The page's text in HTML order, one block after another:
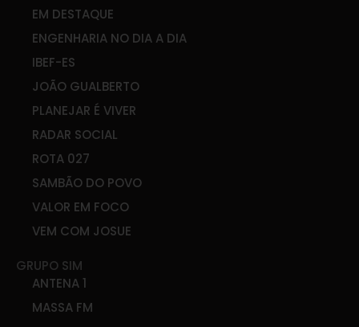
EM DESTAQUE
ENGENHARIA NO DIA A DIA
IBEF-ES
JOÃO GUALBERTO
PLANEJAR É VIVER
RADAR SOCIAL
ROTA 027
SAMBÃO DO POVO
VALOR EM FOCO
VEM COM JOSUE
GRUPO SIM
ANTENA 1
MASSA FM